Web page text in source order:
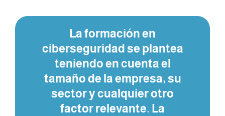
La formación en
ciberseguridad se plantea
teniendo en cuenta el
tamaño de la empresa, su
sector y cualquier otro
factor relevante. La